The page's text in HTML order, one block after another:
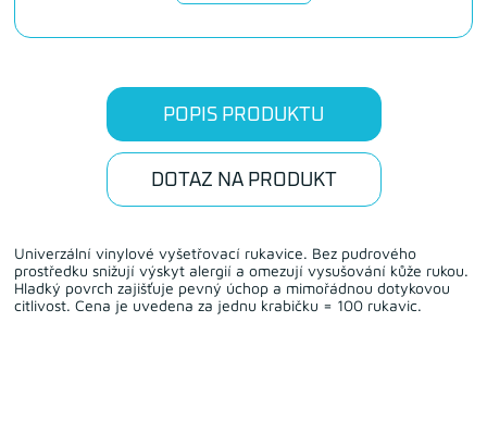
POPIS PRODUKTU
DOTAZ NA PRODUKT
Univerzální vinylové vyšetřovací rukavice. Bez pudrového
prostředku snižují výskyt alergií a omezují vysušování kůže rukou.
Hladký povrch zajišťuje pevný úchop a mimořádnou dotykovou
citlivost. Cena je uvedena za jednu krabičku = 100 rukavic.